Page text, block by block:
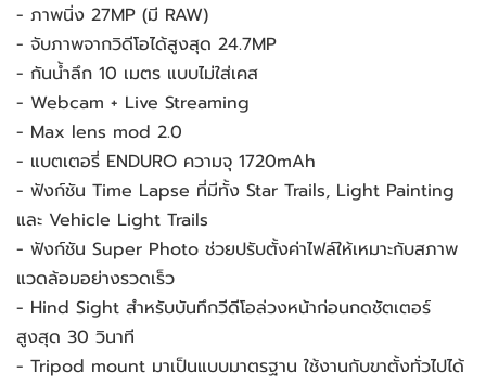
- ภาพนิ่ง 27MP (มี RAW)
- จับภาพจากวิดีโอได้สูงสุด 24.7MP
- กันน้ำลึก 10 เมตร แบบไม่ใส่เคส
- Webcam + Live Streaming
- Max lens mod 2.0
- แบตเตอรี่ ENDURO ความจุ 1720mAh
- ฟังก์ชัน Time Lapse ที่มีทั้ง Star Trails, Light Painting
และ Vehicle Light Trails
- ฟังก์ชัน Super Photo ช่วยปรับตั้งค่าไฟล์ให้เหมาะกับสภาพ
แวดล้อมอย่างรวดเร็ว
- Hind Sight สำหรับบันทึกวีดีโอล่วงหน้าก่อนกดชัตเตอร์
สูงสุด 30 วินาที
- Tripod mount มาเป็นแบบมาตรฐาน ใช้งานกับขาตั้งทั่วไปได้